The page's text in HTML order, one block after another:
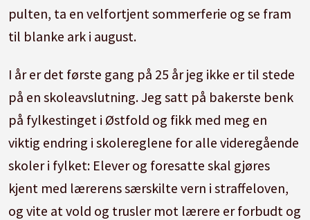
pulten, ta en velfortjent sommerferie og se fram
til blanke ark i august.
I år er det første gang på 25 år jeg ikke er til stede
på en skoleavslutning. Jeg satt på bakerste benk
på fylkestinget i Østfold og fikk med meg en
viktig endring i skolereglene for alle videregående
skoler i fylket: Elever og foresatte skal gjøres
kjent med lærerens særskilte vern i straffeloven,
og vite at vold og trusler mot lærere er forbudt og